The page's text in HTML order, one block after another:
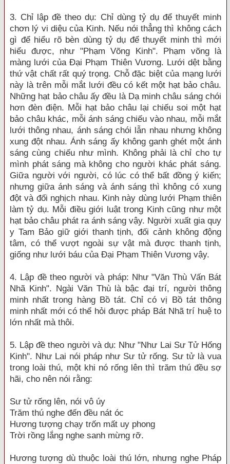
3. Chỉ lập đề theo dụ: Chỉ dùng tỷ dụ để thuyết minh
chơn lý vi diệu của Kinh. Nếu nói thẳng thì không cách
gì để hiểu rõ bèn dùng tỷ dụ để thuyết minh thì mới
hiểu được, như "Phạm Võng Kinh". Phạm võng là
màng lưới của Đại Phạm Thiên Vương. Lưới dệt bằng
thứ vật chất rất quý trọng. Chỗ đặc biệt của mạng lưới
này là trên mỗi mắt lưới đều có kết một hạt bảo châu.
Những hạt bảo châu ấy đều là Dạ minh châu sáng chói
hơn đèn điện. Mỗi hạt bảo châu lại chiếu soi một hạt
bảo châu khác, mỗi ánh sáng chiếu vào nhau, mỗi mắt
lưới thông nhau, ánh sáng chói lẫn nhau nhưng không
xung đột nhau. Ánh sáng ấy không ganh ghét một ánh
sáng cùng chiếu như mình. Không phải là chỉ cho tự
mình phát sáng mà không cho người khác phát sáng.
Giữa người với người, có lúc có thể bất đồng ý kiến;
nhưng giữa ánh sáng và ánh sáng thì không có xung
đột và đối nghịch nhau. Kinh này dùng lưới Phạm thiên
làm tỷ dụ. Mỗi điều giới luật trong Kinh cũng như một
hạt bảo châu phát ra ánh sáng vậy. Người xuất gia quy
y Tam Bảo giữ giới thanh tịnh, đối cảnh không động
tâm, có thể vượt ngoài sự vật mà được thanh tịnh,
giống như lưới báu của Đại Phạm Thiên Vương vậy.
4. Lập đề theo người và pháp: Như "Văn Thù Vấn Bát
Nhã Kinh". Ngài Văn Thù là bậc đại trí, người thông
minh nhất trong hàng Bồ tát. Chỉ có vị Bồ tát thông
minh nhất mới có thể hỏi được pháp Bát Nhã trí huệ to
lớn nhất mà thôi.
5. Lập đề theo người và dụ: Như "Như Lai Sư Tử Hống
Kinh". Như Lai nói pháp như Sư tử rống. Sư tử là vua
trong loài thú, một khi nó rống lên thì trăm thú đều sợ
hãi, cho nên nói rằng:
Sư tử rống lên, nói vô úy
Trăm thú nghe đến đều nát óc
Hương tượng chạy trốn mất uy phong
Trời rồng lắng nghe sanh mừng rỡ.
Hương tượng dù thuộc loài thú lớn, nhưng nghe Pháp